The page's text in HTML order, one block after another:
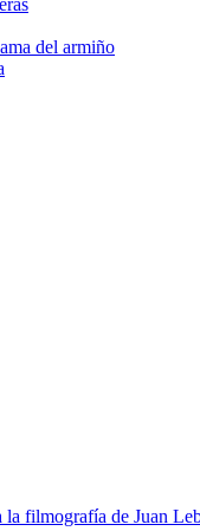
del armiño
filmografía de Juan